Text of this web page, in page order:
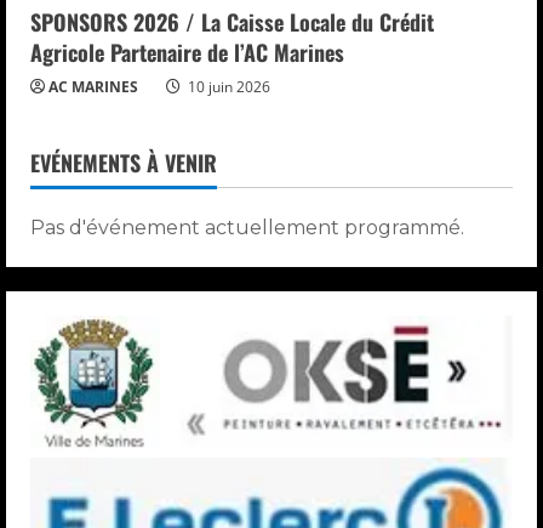
SPONSORS 2026 / La Caisse Locale du Crédit
Agricole Partenaire de l’AC Marines
AC MARINES 10 juin 2026
EVÉNEMENTS À VENIR
Pas d'événement actuellement programmé.